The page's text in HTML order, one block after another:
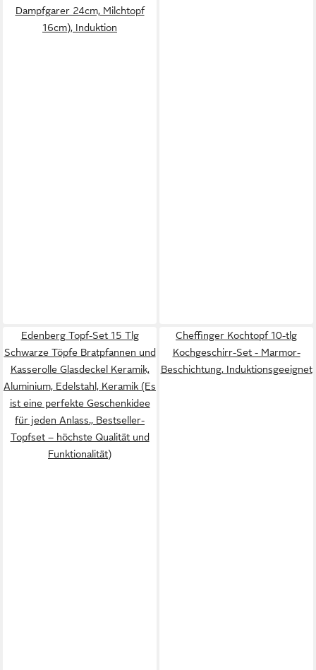
Dampfgarer 24cm, Milchtopf
16cm), Induktion
Edenberg Topf-Set 15 Tlg
Schwarze Töpfe Bratpfannen und
Kasserolle Glasdeckel Keramik,
Aluminium, Edelstahl, Keramik (Es
ist eine perfekte Geschenkidee
für jeden Anlass., Bestseller-
Topfset – höchste Qualität und
Funktionalität)
Cheffinger Kochtopf 10-tlg
Kochgeschirr-Set - Marmor-
Beschichtung, Induktionsgeeignet